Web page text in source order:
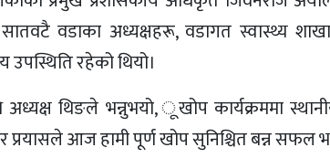
वडाका अध्यक्षहरू, वडागत स्वास्थ्य
रहेको थियो।
अध्यक्ष थिङले भन्नुभयो, ूखोप कार्यक्रममा
प्रयासले आज हामी पूर्ण खोप सुनिश्चित बन्न